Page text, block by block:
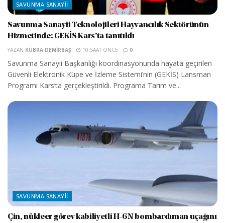
SAVUNMA SANAYII
Savunma Sanayii Teknolojileri Hayvancılık Sektörünün
Hizmetinde: GEKİS Kars’ta tanıtıldı
YAZAN KÜBRA DEMIRBAŞ 10 SAAT ÖNCE 0
Savunma Sanayii Başkanlığı koordinasyonunda hayata geçirilen
Güvenli Elektronik Küpe ve İzleme Sistemi’nin (GEKİS) Lansman
Programı Kars’ta gerçekleştirildi. Programa Tarım ve...
SAVUNMA SANAYII
Çin, nükleer görev kabiliyetli H-6N bombardıman uçağını